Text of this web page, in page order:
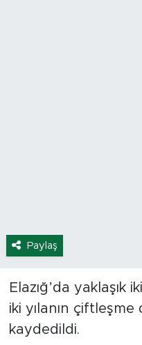
Paylaş
Elazığ’da
iki yılanın
kaydedildi.
Tavz Der
Bingöl Kaza